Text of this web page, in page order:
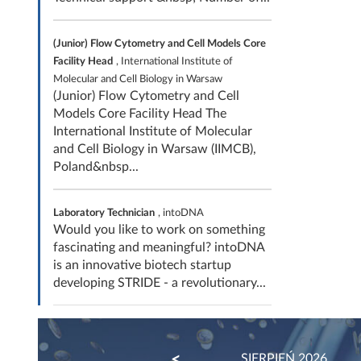
(Junior) Flow Cytometry and Cell Models Core
Facility Head , International Institute of
Molecular and Cell Biology in Warsaw
(Junior) Flow Cytometry and Cell
Models Core Facility Head The
International Institute of Molecular
and Cell Biology in Warsaw (IIMCB),
Poland&nbsp...
Laboratory Technician , intoDNA
Would you like to work on something
fascinating and meaningful? intoDNA
is an innovative biotech startup
developing STRIDE - a revolutionary...